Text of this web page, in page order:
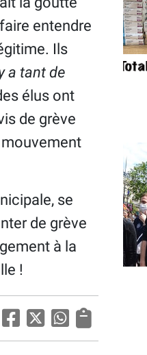
entendre
Ils
a tant de
élus ont
de grève
mouvement
se
de grève
à la
!